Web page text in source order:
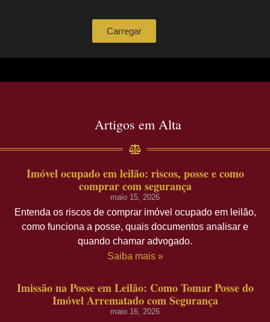
Carregar
Artigos em Alta
Imóvel ocupado em leilão: riscos, posse e como
comprar com segurança
maio 15, 2026
Entenda os riscos de comprar imóvel ocupado em leilão,
como funciona a posse, quais documentos analisar e
quando chamar advogado.
Saiba mais »
Imissão na Posse em Leilão: Como Tomar Posse do
Imóvel Arrematado com Segurança
maio 16, 2026